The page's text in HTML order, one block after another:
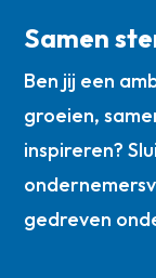
Samen
Ben jij een
groeien,
inspireren?
gedreven